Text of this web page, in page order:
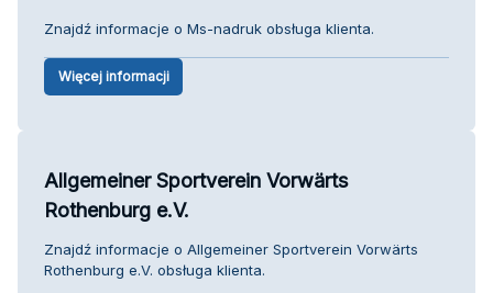
Znajdź informacje o Ms-nadruk obsługa klienta.
Więcej informacji
Allgemeiner Sportverein Vorwärts
Rothenburg e.V.
Znajdź informacje o Allgemeiner Sportverein Vorwärts
Rothenburg e.V. obsługa klienta.